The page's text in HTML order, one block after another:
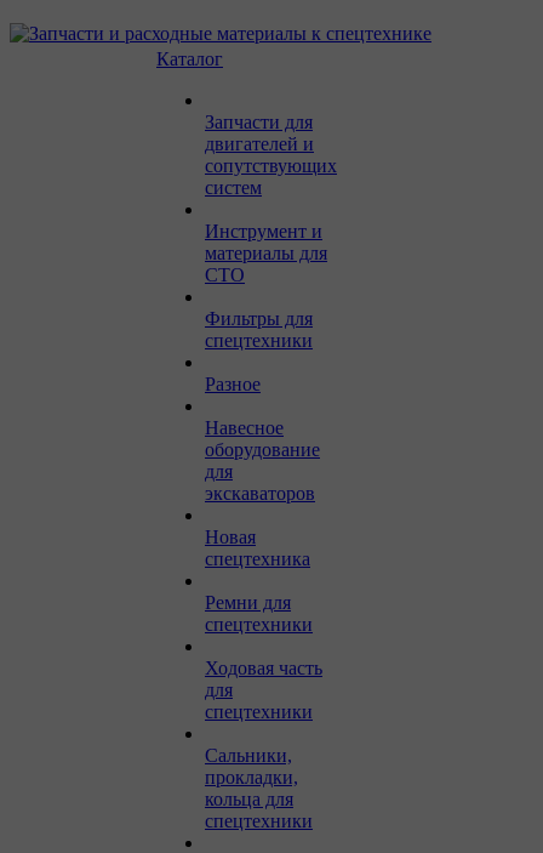
Каталог
Запчасти для
двигателей и
сопутствующих
систем
Инструмент и
материалы для
СТО
Фильтры для
спецтехники
Разное
Навесное
оборудование
для
экскаваторов
Новая
спецтехника
Ремни для
спецтехники
Ходовая часть
для
спецтехники
Сальники,
прокладки,
кольца для
спецтехники